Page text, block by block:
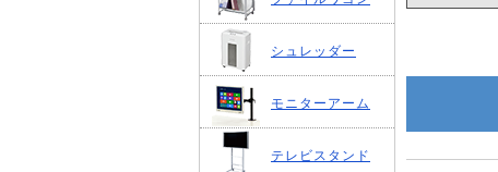
シュレッダー
モニターアーム
テレビスタンド